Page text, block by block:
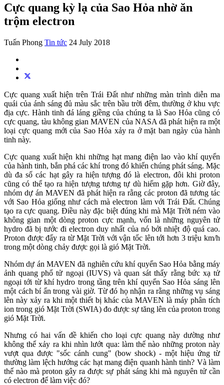
Cực quang kỳ lạ của Sao Hỏa nhờ ăn
trộm electron
Tuấn Phong Tin tức 24 July 2018
Cực quang xuất hiện trên Trái Đất như những màn trình diễn ma
quái của ánh sáng đủ màu sắc trên bầu trời đêm, thường ở khu vực
địa cực. Hành tinh đá láng giềng của chúng ta là Sao Hỏa cũng có
cực quang, tàu không gian MAVEN của NASA đã phát hiện ra một
loại cực quang mới của Sao Hỏa xảy ra ở mặt ban ngày của hành
tinh này.
Cực quang xuất hiện khi những hạt mang điện lao vào khí quyển
của hành tinh, bắn phá các khí trong đó khiến chúng phát sáng. Mặc
dù đa số các hạt gây ra hiện tượng đó là electron, đôi khi proton
cũng có thể tạo ra hiện tượng tương tự dù hiếm gặp hơn. Giờ đây,
nhóm dự án MAVEN đã phát hiện ra rằng các proton đã tương tác
với Sao Hỏa giống như cách mà electron làm với Trái Đất. Chúng
tạo ra cực quang. Điều này đặc biệt đúng khi mà Mặt Trời ném vào
không gian một dòng proton cực mạnh, vốn là những nguyên tử
hydro đã bị tước đi electron duy nhất của nó bởi nhiệt độ quá cao.
Proton được đẩy ra từ Mặt Trời với vận tốc lên tới hơn 3 triệu km/h
trong một dòng chảy được gọi là gió Mặt Trời.
Nhóm dự án MAVEN đã nghiên cứu khí quyển Sao Hỏa bằng máy
ảnh quang phổ tử ngoại (IUVS) và quan sát thấy rằng bức xạ tử
ngoại tới từ khí hydro trong tầng trên khí quyển Sao Hỏa sáng lên
một cách bí ẩn trong vài giờ. Từ đó họ nhận ra rằng những vụ sáng
lên này xảy ra khi một thiết bị khác của MAVEN là máy phân tích
ion trong gió Mặt Trời (SWIA) đo được sự tăng lên của proton trong
gió Mặt Trời.
Nhưng có hai vấn đề khiến cho loại cực quang này dường như
không thể xảy ra khi nhìn lướt qua: làm thế nào những proton này
vượt qua được "sốc cánh cung" (bow shock) - một hiệu ứng từ
thường làm lệch hướng các hạt mang điện quanh hành tinh? Và làm
thế nào mà proton gây ra được sự phát sáng khi mà nguyên tử cần
có electron để làm việc đó?